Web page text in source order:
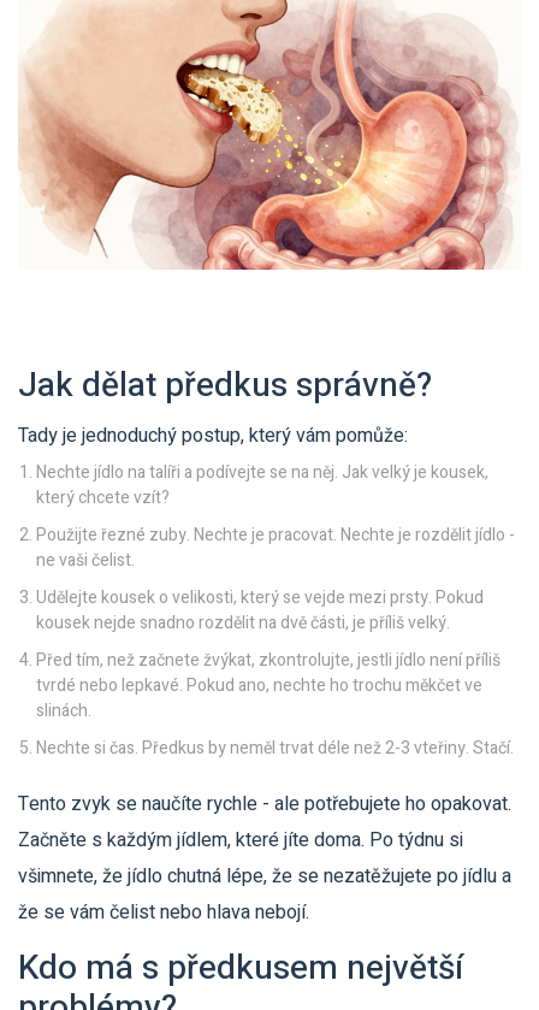
Jak dělat předkus správně?
Tady je jednoduchý postup, který vám pomůže:
Nechte jídlo na talíři a podívejte se na něj. Jak velký je kousek,
který chcete vzít?
Použijte řezné zuby. Nechte je pracovat. Nechte je rozdělit jídlo -
ne vaši čelist.
Udělejte kousek o velikosti, který se vejde mezi prsty. Pokud
kousek nejde snadno rozdělit na dvě části, je příliš velký.
Před tím, než začnete žvýkat, zkontrolujte, jestli jídlo není příliš
tvrdé nebo lepkavé. Pokud ano, nechte ho trochu měkčet ve
slinách.
Nechte si čas. Předkus by neměl trvat déle než 2-3 vteřiny. Stačí.
Tento zvyk se naučíte rychle - ale potřebujete ho opakovat.
Začněte s každým jídlem, které jíte doma. Po týdnu si
všimnete, že jídlo chutná lépe, že se nezatěžujete po jídlu a
že se vám čelist nebo hlava nebojí.
Kdo má s předkusem největší